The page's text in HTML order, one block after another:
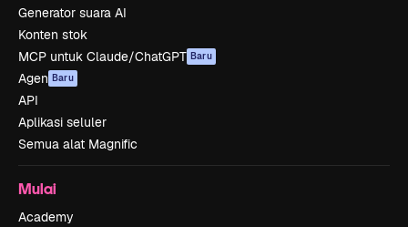
Generator suara AI
Konten stok
MCP untuk Claude/ChatGPT Baru
Agen Baru
API
Aplikasi seluler
Semua alat Magnific
Mulai
Academy